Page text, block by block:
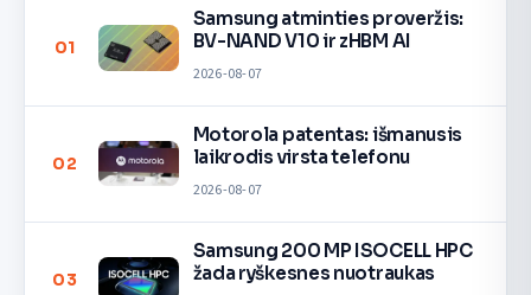
01
Samsung atminties proveržis:
BV-NAND V10 ir zHBM AI
2026-08-07
02
Motorola patentas: išmanusis
laikrodis virsta telefonu
2026-08-07
03
Samsung 200 MP ISOCELL HPC
žada ryškesnes nuotraukas